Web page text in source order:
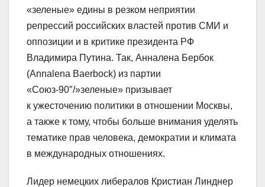
«зеленые» едины в резком неприятии
репрессий российских властей против СМИ и
оппозиции и в критике президента РФ
Владимира Путина. Так, Анналена Бербок
(Annalena Baerbock) из партии
«Союз-90″/»зеленые» призывает
к ужесточению политики в отношении Москвы,
а также к тому, чтобы больше внимания уделять
тематике прав человека, демократии и климата
в международных отношениях.
Лидер немецких либералов Кристиан Линднер